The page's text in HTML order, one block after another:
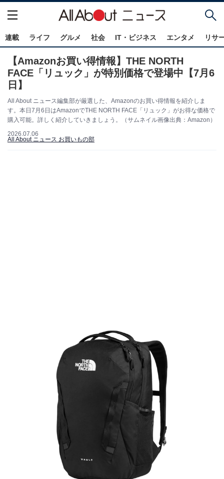
連載 ライフ グルメ 社会 IT・ビジネス エンタメ リサ
【Amazonお買い得情報】THE NORTH
FACE「リュック」が特別価格で登場中【7月6
日】
All About ニュース編集部が厳選した、Amazonのお買い得情報を紹介しま
す。本日7月6日はAmazonでTHE NORTH FACE「リュック」がお得な価格で
購入可能。詳しく紹介していきましょう。（サムネイル画像出典：Amazon）
2026.07.06
All About ニュース お買いもの部